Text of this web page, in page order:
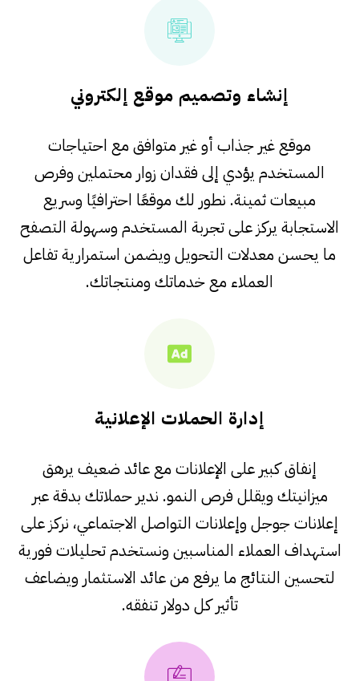
إنشاء وتصميم موقع إلكتروني
موقع غير جذاب أو غير متوافق مع احتياجات
المستخدم يؤدي إلى فقدان زوار محتملين وفرص
مبيعات ثمينة. نطور لك موقعًا احترافيًا وسريع
الاستجابة يركز على تجربة المستخدم وسهولة التصفح
ما يحسن معدلات التحويل ويضمن استمرارية تفاعل
العملاء مع خدماتك ومنتجاتك.
إدارة الحملات الإعلانية
إنفاق كبير على الإعلانات مع عائد ضعيف يرهق
ميزانيتك ويقلل فرص النمو. ندير حملاتك بدقة عبر
إعلانات جوجل وإعلانات التواصل الاجتماعي، نركز على
استهداف العملاء المناسبين ونستخدم تحليلات فورية
لتحسين النتائج ما يرفع من عائد الاستثمار ويضاعف
تأثير كل دولار تنفقه.